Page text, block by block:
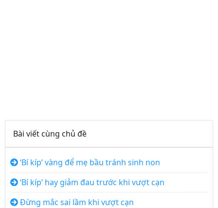
Bài viết cùng chủ đề
‘Bí kíp’ vàng để mẹ bầu tránh sinh non
‘Bí kíp’ hay giảm đau trước khi vượt cạn
Đừng mắc sai lầm khi vượt cạn